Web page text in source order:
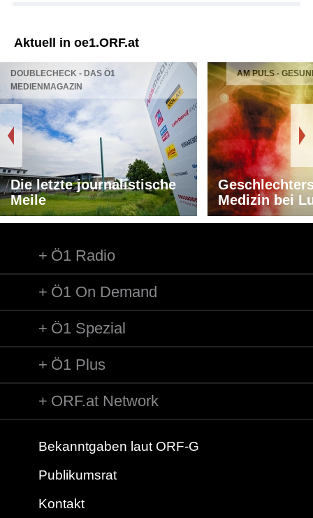
Aktuell in oe1.ORF.at
DOUBLECHECK - DAS Ö1
MEDIENMAGAZIN
Die letzte journalistische
Meile
AM PULS -
Medizin bei
Ö1 Radio
Ö1 On Demand
Ö1 Spezial
Ö1 Plus
ORF.at Network
Bekanntgaben laut ORF-G
Publikumsrat
Kontakt